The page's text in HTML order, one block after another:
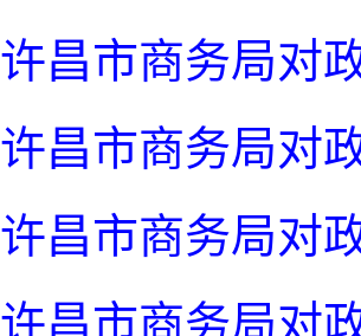
许昌市商务局对
许昌市商务局对
许昌市商务局对
许昌市商务局对